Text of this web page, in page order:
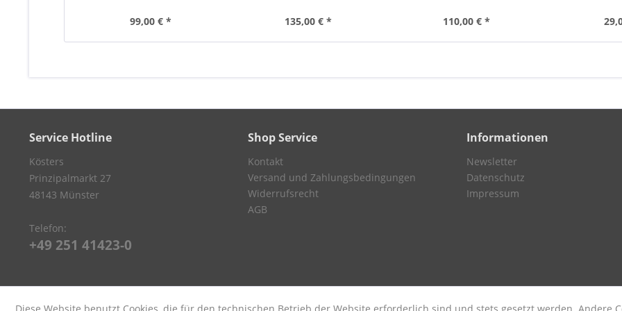
99,00 € * 135,00 € * 110,00 € *
Service Hotline
Kösters
Prinzipalmarkt 27
48143 Münster
Telefon:
+49 251 41423-0
Shop Service
Kontakt
Versand und Zahlungsbedingungen
Widerrufsrecht
AGB
Informationen
Newsletter
Datenschutz
Impressum